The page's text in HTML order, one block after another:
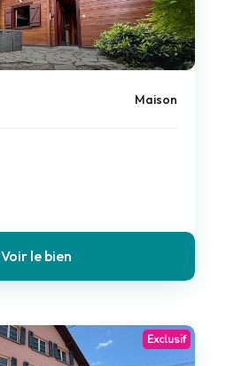
Maison
Voir le bien
Exclusif